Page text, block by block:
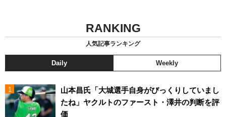
RANKING
人気記事ランキング
Daily Weekly
山本昌氏「大城選手自身がびっくりしていまし
たね」ヤクルトのファースト・澤井の判断を評
価